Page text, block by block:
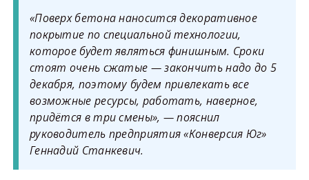
«Поверх бетона наносится декоративное
покрытие по специальной технологии,
которое будет являться финишным. Сроки
стоят очень сжатые — закончить надо до 5
декабря, поэтому будем привлекать все
возможные ресурсы, работать, наверное,
придётся в три смены», — пояснил
руководитель предприятия «Конверсия Юг»
Геннадий Станкевич.